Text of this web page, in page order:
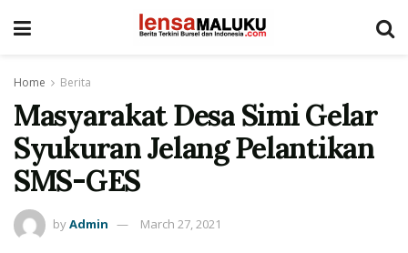
Home Berita
Masyarakat Desa Simi Gelar
Syukuran Jelang Pelantikan
SMS-GES
byAdmin March 27, 2021